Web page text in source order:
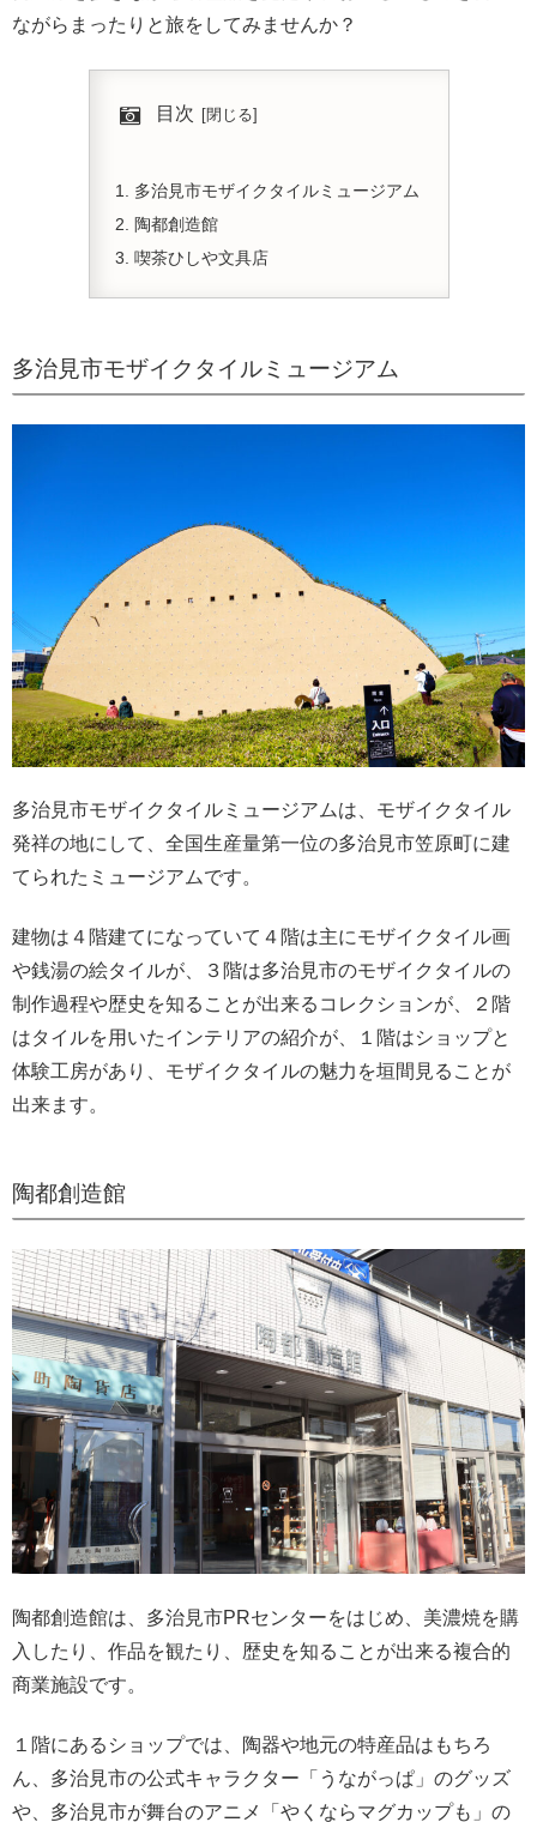
ながらまったりと旅をしてみませんか？
目次
多治見市モザイクタイルミュージアム
陶都創造館
喫茶ひしや文具店
多治見市モザイクタイルミュージアム
多治見市モザイクタイルミュージアムは、モザイクタイル
発祥の地にして、全国生産量第一位の多治見市笠原町に建
てられたミュージアムです。
建物は４階建てになっていて４階は主にモザイクタイル画
や銭湯の絵タイルが、３階は多治見市のモザイクタイルの
制作過程や歴史を知ることが出来るコレクションが、２階
はタイルを用いたインテリアの紹介が、１階はショップと
体験工房があり、モザイクタイルの魅力を垣間見ることが
出来ます。
陶都創造館
陶都創造館は、多治見市PRセンターをはじめ、美濃焼を購
入したり、作品を観たり、歴史を知ることが出来る複合的
商業施設です。
１階にあるショップでは、陶器や地元の特産品はもちろ
ん、多治見市の公式キャラクター「うながっぱ」のグッズ
や、多治見市が舞台のアニメ「やくならマグカップも」の